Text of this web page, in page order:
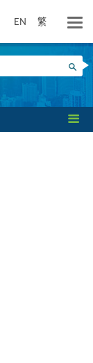
EN 繁
搜寻